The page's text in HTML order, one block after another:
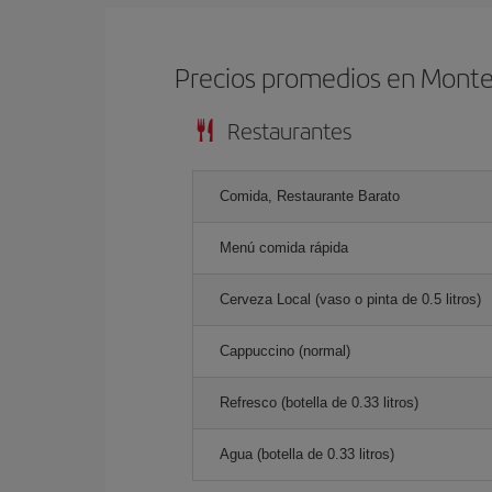
Precios promedios en
Restaurantes
Comida, Restaurante Barato
Menú comida rápida
Cerveza Local (vaso o pinta de 0.5 litros)
Cappuccino (normal)
Refresco (botella de 0.33 litros)
Agua (botella de 0.33 litros)